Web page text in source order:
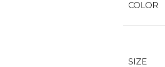
COLOR
SIZE